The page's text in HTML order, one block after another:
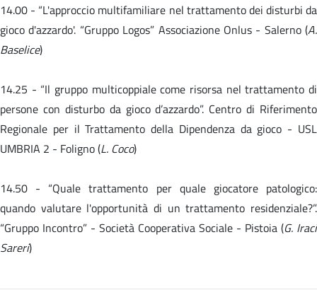
14.00 - “L'approccio multifamiliare nel trattamento dei disturbi da
gioco d'azzardo'. “Gruppo Logos” Associazione Onlus - Salerno (A.
Baselice)
14.25 - “Il gruppo multicoppiale come risorsa nel trattamento di
persone con disturbo da gioco d’azzardo”. Centro di Riferimento
Regionale per il Trattamento della Dipendenza da gioco - USL
UMBRIA 2 - Foligno (L. Coco)
14.50 - “Quale trattamento per quale giocatore patologico:
quando valutare l'opportunità di un trattamento residenziale?”.
“Gruppo Incontro” - Società Cooperativa Sociale - Pistoia (G. Iraci
Sareri)